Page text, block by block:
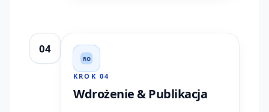
04
RO
KROK 04
Wdrożenie & Publikacja